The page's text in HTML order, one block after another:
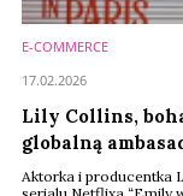
E-COMMERCE
Lily Collins,
globalną
Aktorka i producentka
17.02.2026